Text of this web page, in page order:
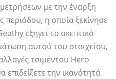
με την έναρξη
περιόδου, η οποία ξεκίνησε
εξηγεί το σκεπτικό
αυτού του στοιχείου,
τσιμέντου Hero
επιδείξετε την ικανότητά